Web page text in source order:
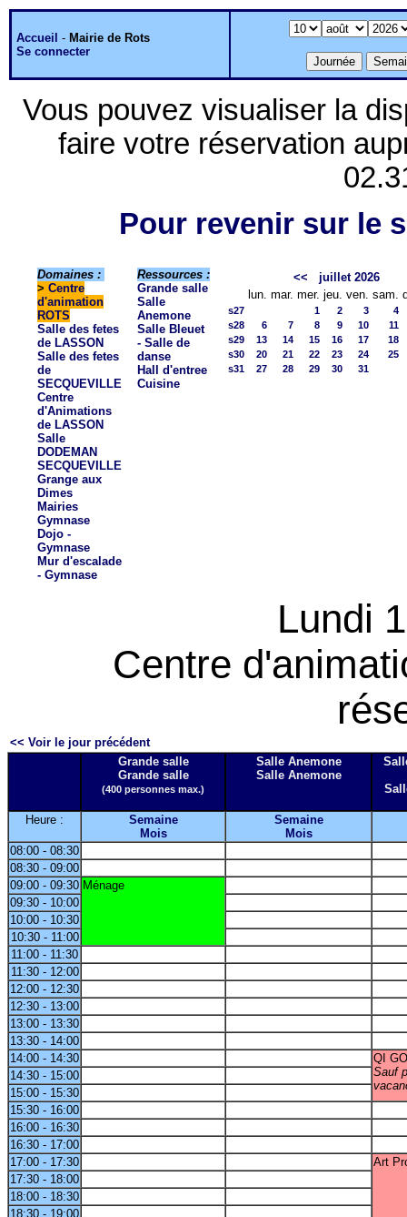
Accueil - Mairie de Rots
Se connecter
Vous pouvez visualiser la
faire votre réservation
Pour revenir sur le
Domaines :
> Centre
d'animation
ROTS
Salle des fetes
de LASSON
Salle des fetes
de
SECQUEVILLE
Centre
d'Animations
de LASSON
Salle
DODEMAN
SECQUEVILLE
Grange aux
Dimes
Mairies
Gymnase
Dojo -
Gymnase
Mur d'escalade
- Gymnase
Ressources :
Grande salle
Salle
Anemone
Salle Bleuet
- Salle de
danse
Hall d'entree
Cuisine
<<
juillet 2026
lun. mar. mer. jeu. ven. sam.
s27 1 2 3
4
s28
6 7 8 9 10
11
s29
13 14 15 16 17
18
s30
20 21 22 23 24
25
s31
27 28 29 30 31
Lundi
Centre
<< Voir le jour précédent
Grande salle
Grande salle
(400 personnes max.)
Salle Anemone
Salle Anemone
Heure :
Semaine
Mois
Semaine
Mois
08:00 - 08:30
08:30 - 09:00
09:00 - 09:30 Ménage
09:30 - 10:00
10:00 - 10:30
10:30 - 11:00
11:00 - 11:30
11:30 - 12:00
12:00 - 12:30
12:30 - 13:00
13:00 - 13:30
13:30 - 14:00
14:00 - 14:30
QI
Sauf
14:30 - 15:00
15:00 - 15:30
15:30 - 16:00
16:00 - 16:30
16:30 - 17:00
17:00 - 17:30
Art
17:30 - 18:00
18:00 - 18:30
18:30 - 19:00